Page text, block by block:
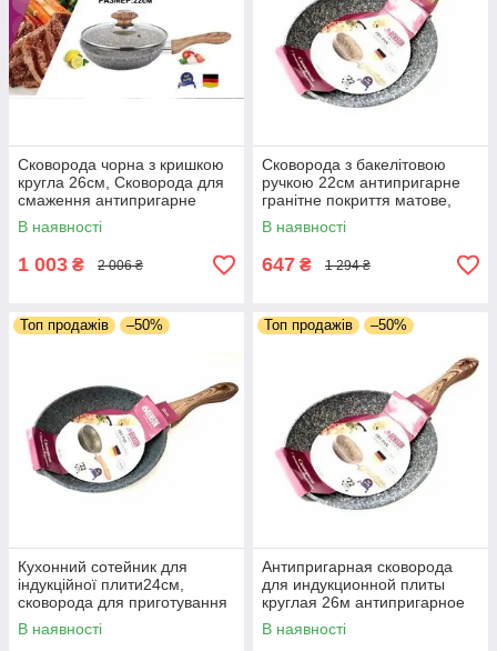
Сковорода чорна з кришкою
кругла 26см, Сковорода для
смаження антипригарне
гранітне покриття матове
В наявності
1 003 ₴ 2 006 ₴
Сковорода з бакелітовою
ручкою 22см антипригарне
гранітне покриття матове,
сковорода для приготування.
В наявності
647 ₴ 1 294 ₴
Топ продажів –50%
Кухонний сотейник для
індукційної плити24см,
сковорода для приготування
на будь-якій плиті
антипригарне покриття
В наявності
Топ продажів –50%
Антипригарная сковорода
для индукционной плиты
круглая 26м антипригарное
гранитное покрытие матовое
В наявності